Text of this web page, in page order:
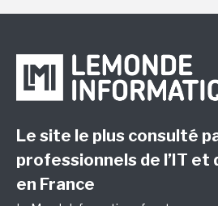
Le site le plus consulté
professionnels de l’IT et
en France